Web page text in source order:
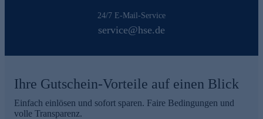
24/7 E-Mail-Service
service@hse.de
Ihre Gutschein-Vorteile auf einen Blick
Einfach einlösen und sofort sparen. Faire Bedingungen und
volle Transparenz.